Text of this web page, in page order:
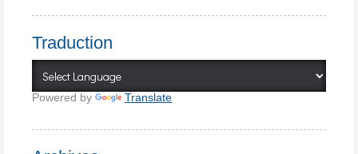
Traduction
Powered by Translate